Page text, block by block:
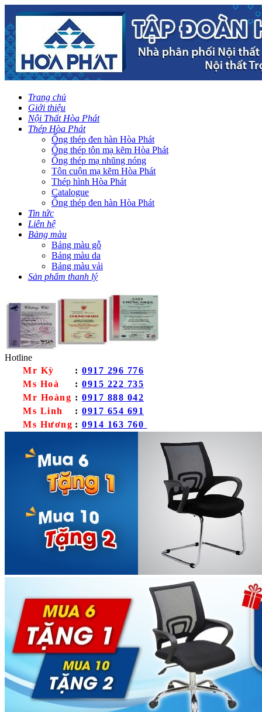
Trang chủ
Giới thiệu
Nội Thất Hòa Phát
Thép Hòa Phát
Ống thép đen hàn Hòa Phát
Ống thép tôn mạ kẽm Hòa Phát
Ống thép mạ nhũng nóng
Tôn cuộn mạ kẽm Hòa Phát
Thép hình Hòa Phát
Catalogue
Ống thép đen hàn Hòa Phát
Tin tức
Liên hệ
Bảng màu
Bảng màu gỗ
Bảng màu da
Bảng màu vải
Sản phẩm thanh lý
Hotline
Mr Kỳ
: 0917 296 776
Ms Hoà
: 0915 222 735
Mr Hoàng : 0917 888 042
Ms Linh
: 0917 654 691
Ms Hương : 0914 163 760